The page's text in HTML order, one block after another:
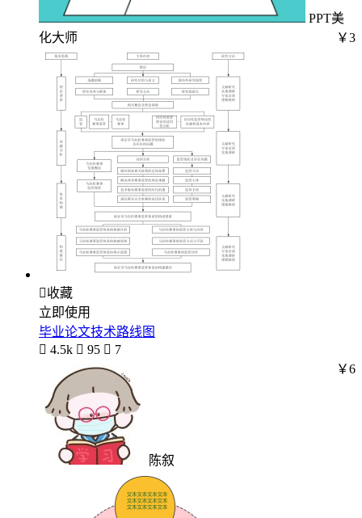
PPT美
化大师
￥3
收藏
立即使用
毕业论文技术路线图
 4.5k  95  7
陈叙
￥6